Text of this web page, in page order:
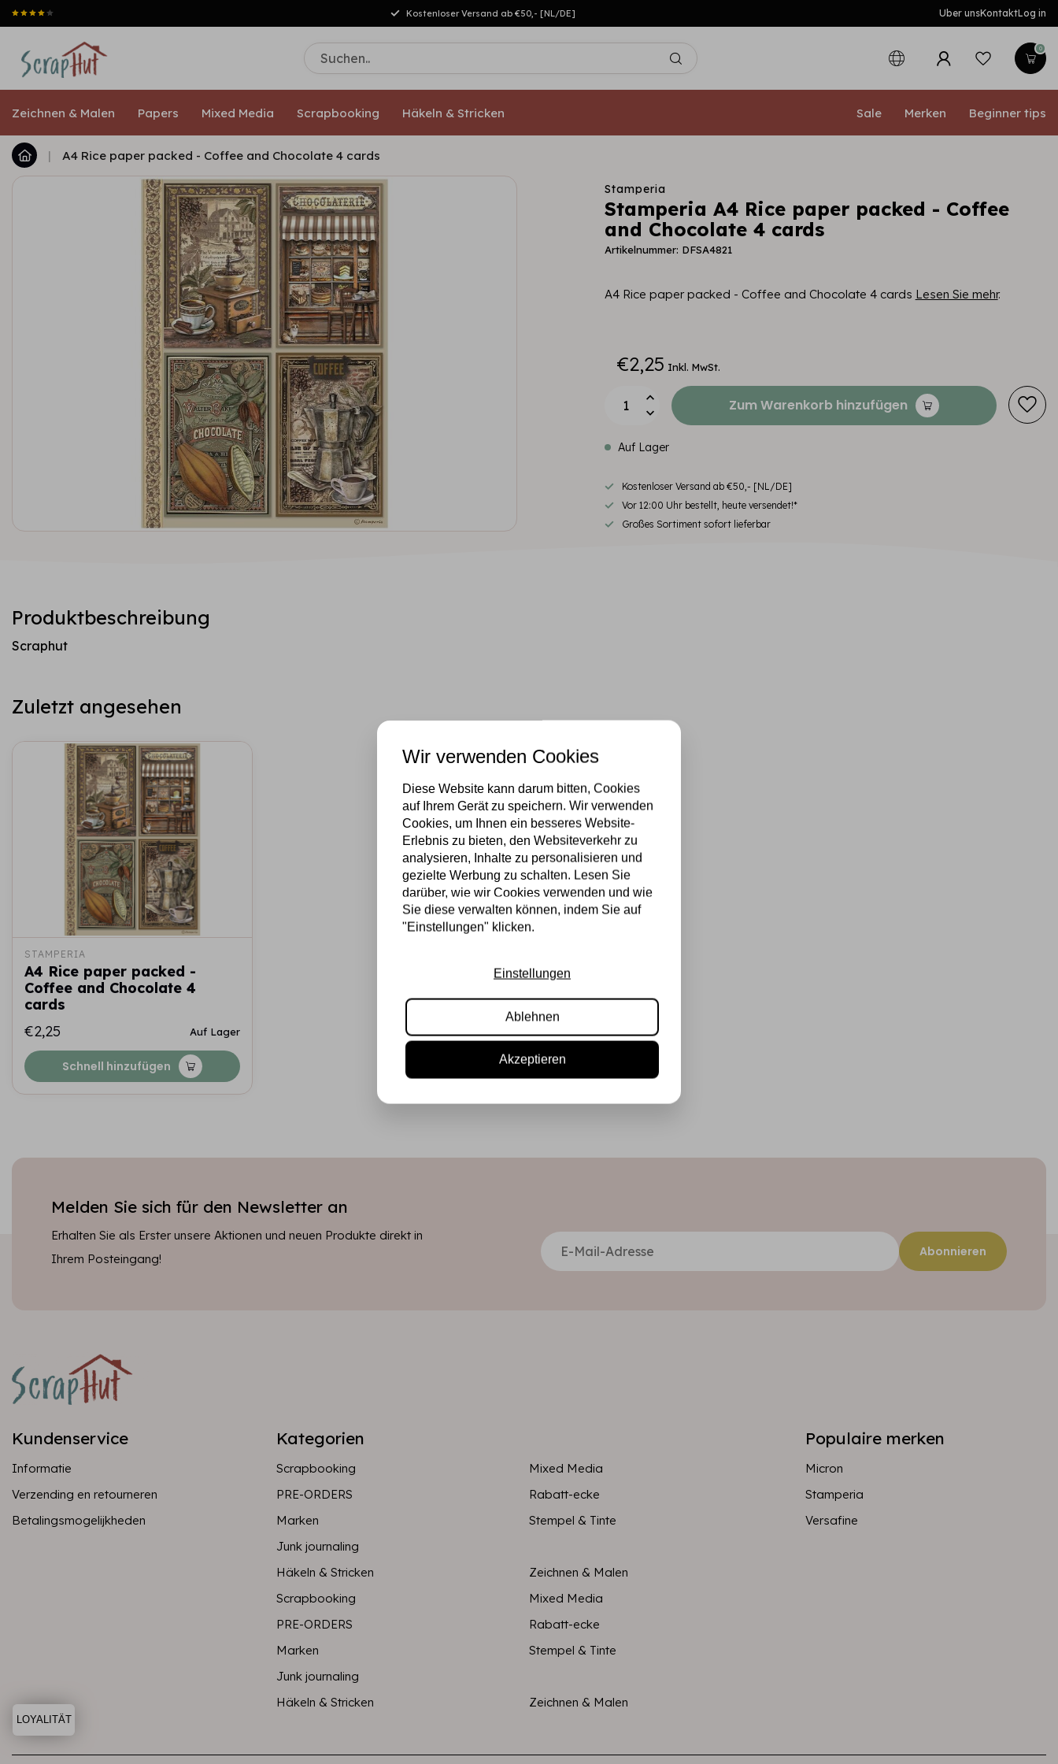
Kostenloser Versand ab €50,- [NL/DE] Uber unsKontaktLog in
0
Zeichnen & Malen Papers Mixed Media Scrapbooking Häkeln & Stricken Sale Merken Beginner tips
| A4 Rice paper packed - Coffee and Chocolate 4 cards
Stamperia
Stamperia A4 Rice paper packed - Coffee
and Chocolate 4 cards
Artikelnummer: DFSA4821
A4 Rice paper packed - Coffee and Chocolate 4 cards Lesen Sie mehr.
€2,25 Inkl. MwSt.
Zum Warenkorb hinzufügen
Auf Lager
Kostenloser Versand ab €50,- [NL/DE]
Vor 12:00 Uhr bestellt, heute versendet!*
Großes Sortiment sofort lieferbar
Produktbeschreibung
Scraphut
Zuletzt angesehen
STAMPERIA
A4 Rice paper packed -
Coffee and Chocolate 4
cards
€2,25
Auf Lager
Schnell hinzufügen
Melden Sie sich für den Newsletter an
Erhalten Sie als Erster unsere Aktionen und neuen Produkte direkt in
Ihrem Posteingang!
Abonnieren
Kundenservice
Informatie
Verzending en retourneren
Betalingsmogelijkheden
Kategorien
Scrapbooking
Mixed Media
PRE-ORDERS
Rabatt-ecke
Marken
Stempel & Tinte
Junk journaling
Häkeln & Stricken
Zeichnen & Malen
Scrapbooking
Mixed Media
PRE-ORDERS
Rabatt-ecke
Marken
Stempel & Tinte
Junk journaling
Häkeln & Stricken
Zeichnen & Malen
Populaire merken
Micron
Stamperia
Versafine
Wir verwenden Cookies
Diese Website kann darum bitten, Cookies
auf Ihrem Gerät zu speichern. Wir verwenden
Cookies, um Ihnen ein besseres Website-
Erlebnis zu bieten, den Websiteverkehr zu
analysieren, Inhalte zu personalisieren und
gezielte Werbung zu schalten. Lesen Sie
darüber, wie wir Cookies verwenden und wie
Sie diese verwalten können, indem Sie auf
"Einstellungen" klicken.
Einstellungen
Ablehnen
Akzeptieren
LOYALITÄT